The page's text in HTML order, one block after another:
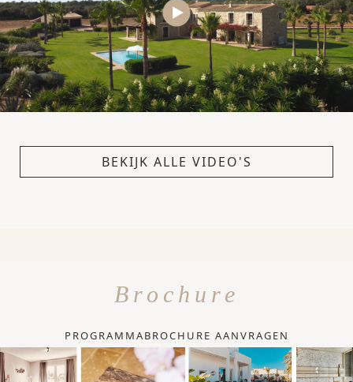
BEKIJK ALLE VIDEO'S
Brochure
PROGRAMMABROCHURE AANVRAGEN